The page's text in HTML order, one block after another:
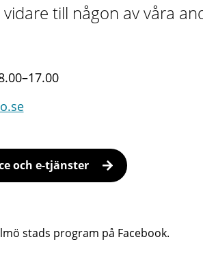
till någon av våra
och e-tjänster
stads program på Facebook.